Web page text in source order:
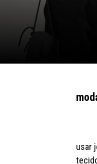
usar